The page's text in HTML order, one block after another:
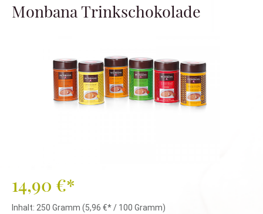
Monbana Trinkschokolade
14,90 €*
Inhalt: 250 Gramm (5,96 €* / 100 Gramm)